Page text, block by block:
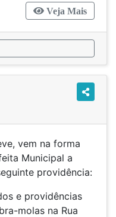
Veja Mais
vem na forma
Municipal a
providência:
e providências
molas na Rua